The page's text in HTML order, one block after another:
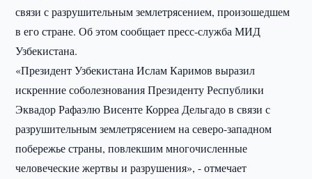
связи с разрушительным землетрясением, произошедшем
в его стране. Об этом сообщает пресс-служба МИД
Узбекистана.
«Президент Узбекистана Ислам Каримов выразил
искренние соболезнования Президенту Республики
Эквадор Рафаэлю Висенте Корреа Дельгадо в связи с
разрушительным землетрясением на северо-западном
побережье страны, повлекшим многочисленные
человеческие жертвы и разрушения», - отмечает